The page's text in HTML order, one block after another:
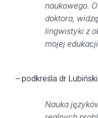
naukowego.
doktora,
lingwistyki z
mojej edukacji
– podkreśla dr
Nauka